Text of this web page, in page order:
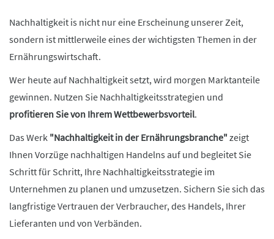
Nachhaltigkeit is nicht nur eine Erscheinung unserer Zeit,
sondern ist mittlerweile eines der wichtigsten Themen in der
Ernährungswirtschaft.
Wer heute auf Nachhaltigkeit setzt, wird morgen Marktanteile
gewinnen. Nutzen Sie Nachhaltigkeitsstrategien und
profitieren Sie von Ihrem Wettbewerbsvorteil.
Das Werk "Nachhaltigkeit in der Ernährungsbranche"zeigt
Ihnen Vorzüge nachhaltigen Handelns auf und begleitet Sie
Schritt für Schritt, Ihre Nachhaltigkeitsstrategie im
Unternehmen zu planen und umzusetzen. Sichern Sie sich das
langfristige Vertrauen der Verbraucher, des Handels, Ihrer
Lieferanten und von Verbänden.